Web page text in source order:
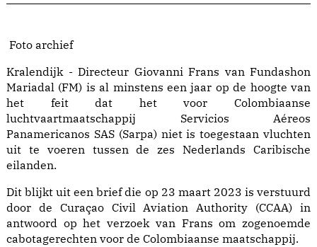
Foto archief
Kralendijk - Directeur Giovanni Frans van Fundashon
Mariadal (FM) is al minstens een jaar op de hoogte van
het feit dat het voor Colombiaanse
luchtvaartmaatschappij Servicios Aéreos
Panamericanos SAS (Sarpa) niet is toegestaan vluchten
uit te voeren tussen de zes Nederlands Caribische
eilanden.
Dit blijkt uit een brief die op 23 maart 2023 is verstuurd
door de Curaçao Civil Aviation Authority (CCAA) in
antwoord op het verzoek van Frans om zogenoemde
cabotagerechten voor de Colombiaanse maatschappij.